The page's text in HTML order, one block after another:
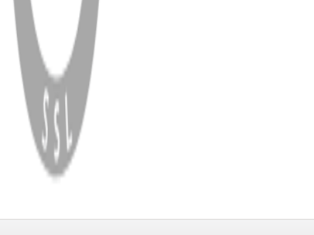
WhatsApp Facebook
Copyright
2026 Dükkan Hifi